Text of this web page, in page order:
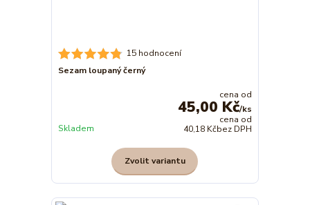
15 hodnocení
Sezam loupaný černý
cena od
45,00 Kč/ks
cena od
40,18 Kčbez DPH
Skladem
Zvolit variantu